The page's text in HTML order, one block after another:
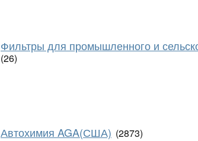
Фильтры для промышленного и
(26)
Автохимия AGA(США) (2873)